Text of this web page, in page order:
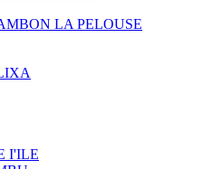
LA PELOUSE
I'ILE